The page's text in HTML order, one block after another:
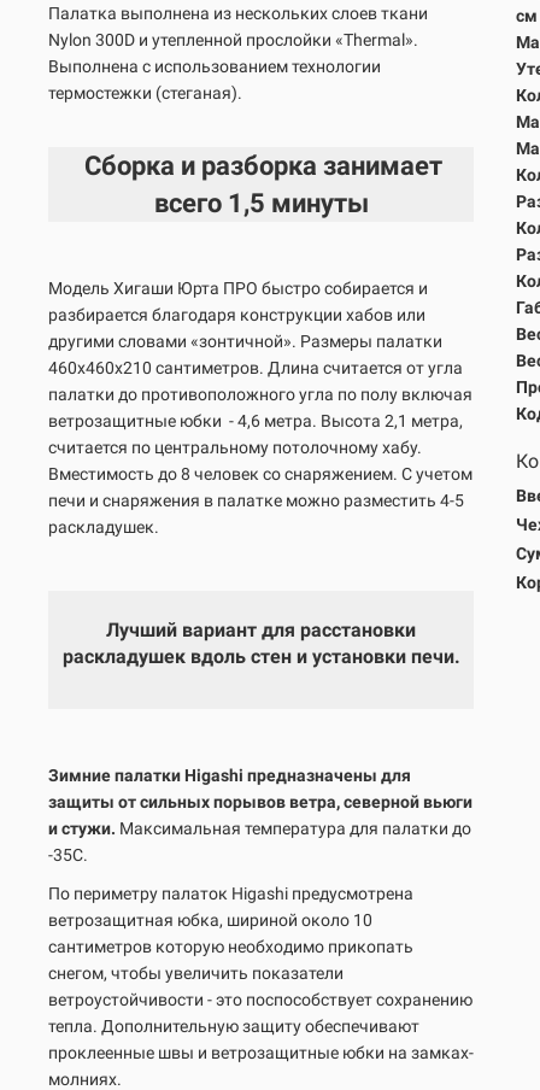
Палатка выполнена из нескольких слоев ткани
Nylon 300D и утепленной прослойки «Thermal».
Выполнена с использованием технологии
термостежки (стеганая).
Сборка и разборка занимает
всего 1,5 минуты
Модель Хигаши Юрта ПРО быстро собирается и
разбирается благодаря конструкции хабов или
другими словами «зонтичной». Размеры палатки
460х460х210 сантиметров. Длина считается от угла
палатки до противоположного угла по полу включая
ветрозащитные юбки - 4,6 метра. Высота 2,1 метра,
считается по центральному потолочному хабу.
Вместимость до 8 человек со снаряжением. С учетом
печи и снаряжения в палатке можно разместить 4-5
раскладушек.
Лучший вариант для расстановки
раскладушек вдоль стен и установки печи.
Зимние палатки Higashi предназначены для
защиты от сильных порывов ветра, северной вьюги
и стужи. Максимальная температура для палатки до
-35С.
По периметру палаток Higashi предусмотрена
ветрозащитная юбка, шириной около 10
сантиметров которую необходимо прикопать
снегом, чтобы увеличить показатели
ветроустойчивости - это поспособствует сохранению
тепла. Дополнительную защиту обеспечивают
проклеенные швы и ветрозащитные юбки на замках-
молниях.
см